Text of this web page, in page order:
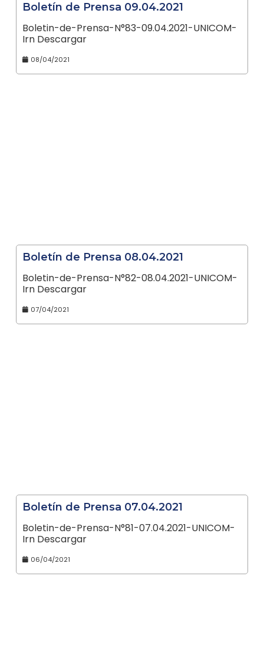
Boletín de Prensa 09.04.2021
Boletin-de-Prensa-N°83-09.04.2021-UNICOM-
Irn Descargar
08/04/2021
Boletín de Prensa 08.04.2021
Boletin-de-Prensa-N°82-08.04.2021-UNICOM-
Irn Descargar
07/04/2021
Boletín de Prensa 07.04.2021
Boletin-de-Prensa-N°81-07.04.2021-UNICOM-
Irn Descargar
06/04/2021